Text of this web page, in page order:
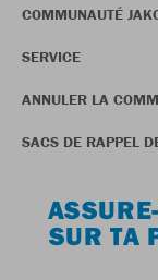
COMMUNAUTÉ
SERVICE
ANNULER LA
SACS DE RAPPEL
SUR TA